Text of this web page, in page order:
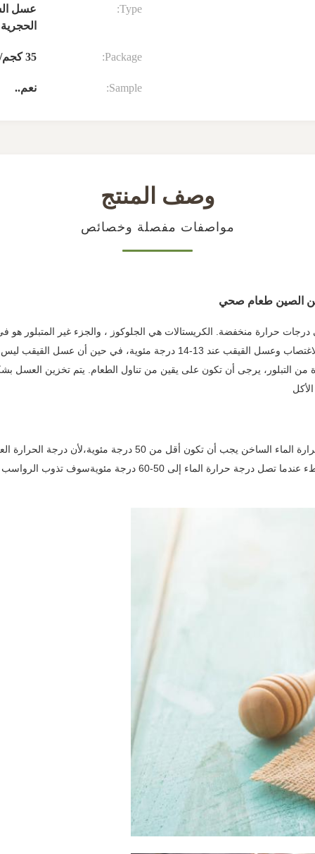
Type:
عسل
Package: 35 كجم/برميل أو 290 كجم/برميل
Sample: نعم..
وصف المنتج
مواصفات مفصلة وخصائص
حرارة منخفضة. الكريستالات هي الجلوكوز ، والجزء غير المتبلور
التخزينعادةً ما يتبلور العسل تحت 13 درجة مئوية، بينما يتبلور عسل الاغتصاب
من التبلور، يرجى أن تكون على يقين من تناول الطعام. يتم تخزين العسل
الحرارة العالية جداً سوف تعطل الإنزيمات في العسل وتفقد الفيتامينات.
مئويةسوف تذوب الرواسب بشكل طبيعي ولن تستقر مرة أخرى.